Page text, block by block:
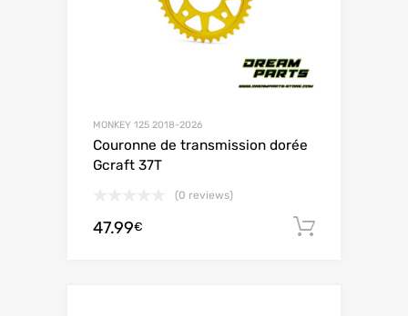
MONKEY 125 2018-2026
Couronne de transmission dorée
Gcraft 37T
(0 reviews)
47.99€